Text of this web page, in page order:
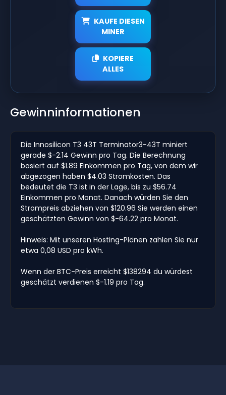
KAUFE DIESEN
MINER
KOPIERE
ALLES
Gewinninformationen
Die Innosilicon T3 43T Terminator3-43T miniert
gerade $-2.14 Gewinn pro Tag. Die Berechnung
basiert auf $1.89 Einkommen pro Tag, von dem wir
abgezogen haben $4.03 Stromkosten. Das
bedeutet die T3 ist in der Lage, bis zu $56.74
Einkommen pro Monat. Danach würden Sie den
Strompreis abziehen von $120.96 Sie werden einen
geschätzten Gewinn von $-64.22 pro Monat.
Hinweis: Mit unseren Hosting-Plänen zahlen Sie nur
etwa 0,08 USD pro kWh.
Wenn der BTC-Preis erreicht $138294 du würdest
geschätzt verdienen $-1.19 pro Tag.